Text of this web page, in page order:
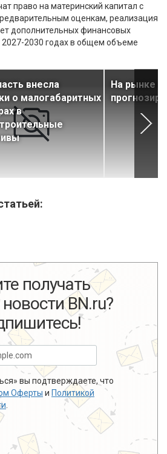
право на материнский капитал с
оценкам, реализация
дополнительных финансовых
2030 годах в общем объеме
внесла
о малогабаритных
в
На рынке
получать
BN.ru?
вы подтверждаете, что
Оферты и Политикой